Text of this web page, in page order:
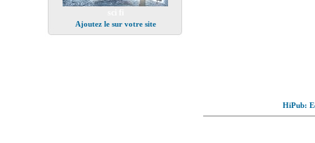
Ajoutez le sur votre site
HiPub: